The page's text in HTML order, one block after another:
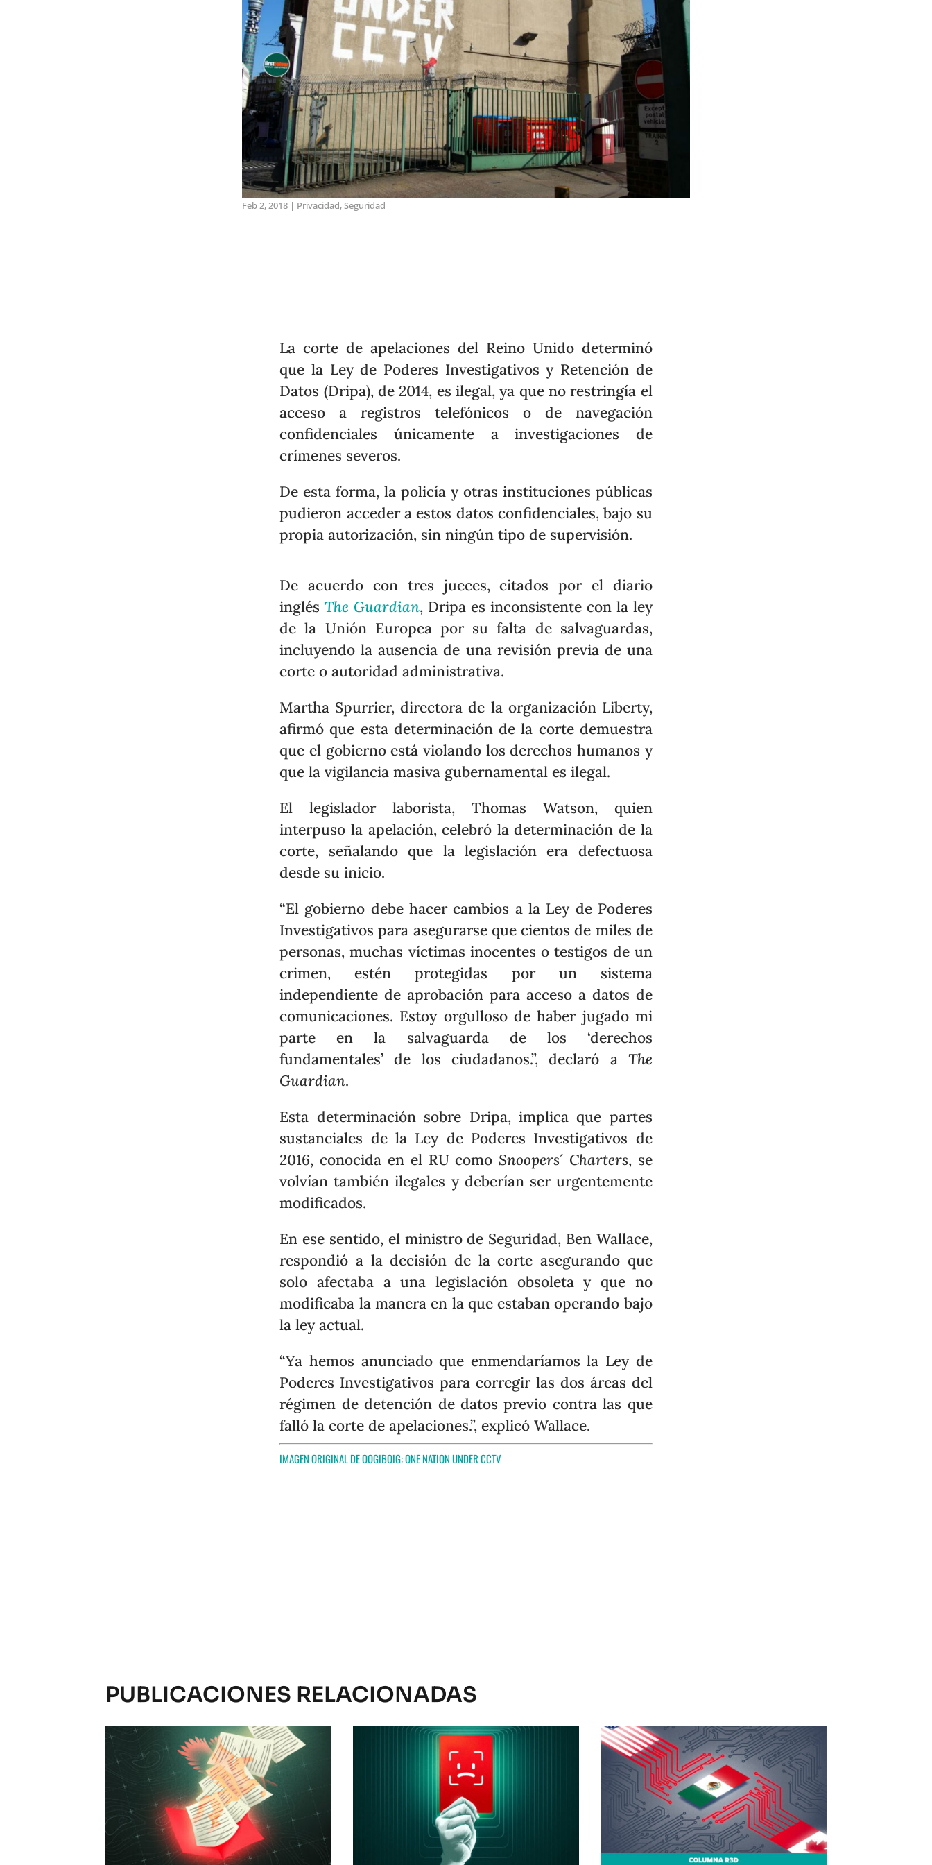
Feb 2, 2018 | Privacidad,Seguridad
La corte de apelaciones del Reino Unido determinó
que la Ley de Poderes Investigativos y Retención de
Datos (Dripa), de 2014, es ilegal, ya que no restringía el
acceso a registros telefónicos o de navegación
confidenciales únicamente a investigaciones de
crímenes severos.
De esta forma, la policía y otras instituciones públicas
pudieron acceder a estos datos confidenciales, bajo su
propia autorización, sin ningún tipo de supervisión.
De acuerdo con tres jueces, citados por el diario
inglésThe Guardian, Dripa es inconsistente con la ley
de la Unión Europea por su falta de salvaguardas,
incluyendo la ausencia de una revisión previa de una
corte o autoridad administrativa.
Martha Spurrier, directora de la organización Liberty,
afirmó que esta determinación de la corte demuestra
que el gobierno está violando los derechos humanos y
que la vigilancia masiva gubernamental es ilegal.
El legislador laborista, Thomas Watson, quien
interpuso la apelación, celebró la determinación de la
corte, señalando que la legislación era defectuosa
desde su inicio.
“El gobierno debe hacer cambios a la Ley de Poderes
Investigativos para asegurarse que cientos de miles de
personas, muchas víctimas inocentes o testigos de un
crimen, estén protegidas por un sistema
independiente de aprobación para acceso a datos de
comunicaciones. Estoy orgulloso de haber jugado mi
parte en la salvaguarda de los ‘derechos
fundamentales’ de los ciudadanos.”, declaró a The
Guardian.
Esta determinación sobre Dripa, implica que partes
sustanciales de la Ley de Poderes Investigativos de
2016, conocida en el RU como Snoopers´ Charters, se
volvían también ilegales y deberían ser urgentemente
modificados.
En ese sentido, el ministro de Seguridad, Ben Wallace,
respondió a la decisión de la corte asegurando que
solo afectaba a una legislación obsoleta y que no
modificaba la manera en la que estaban operando bajo
la ley actual.
“Ya hemos anunciado que enmendaríamos la Ley de
Poderes Investigativos para corregir las dos áreas del
régimen de detención de datos previo contra las que
falló la corte de apelaciones.”, explicó Wallace.
IMAGEN ORIGINAL DE OOGIBOIG:ONE NATION UNDER CCTV
PUBLICACIONES RELACIONADAS